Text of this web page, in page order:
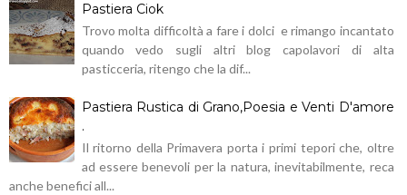
Pastiera Ciok
Trovo molta difficoltà a fare i dolci e rimango incantato
quando vedo sugli altri blog capolavori di alta
pasticceria, ritengo che la dif...
Pastiera Rustica di Grano,Poesia e Venti D'amore
.
Il ritorno della Primavera porta i primi tepori che, oltre
ad essere benevoli per la natura, inevitabilmente, reca
anche benefici all...